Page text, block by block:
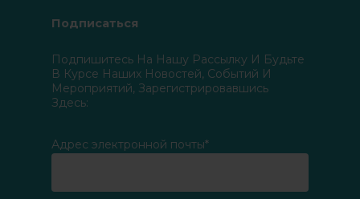
Подписаться
Подпишитесь На Нашу Рассылку И Будьте
В Курсе Наших Новостей, Событий И
Мероприятий, Зарегистрировавшись
Здесь:
Адрес электронной почты*